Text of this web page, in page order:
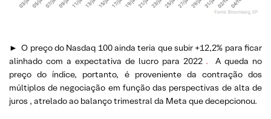
► O preço do Nasdaq 100 ainda teria que subir +12,2% para ficar
alinhado com a expectativa de lucro para 2022 .
A queda no
preço do índice, portanto, é proveniente da contração dos
múltiplos de negociação em função das perspectivas de alta de
juros , atrelado ao balanço trimestral da Meta que decepcionou.